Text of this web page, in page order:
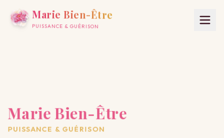
Marie Bien-Être
PUISSANCE & GUÉRISON
Marie Bien-Être
PUISSANCE & GUÉRISON